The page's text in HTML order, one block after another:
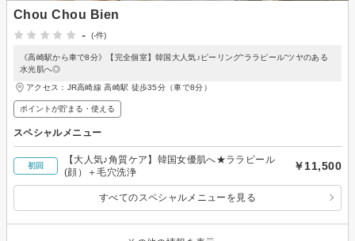
Chou Chou Bien
-
(-件)
《高崎駅から車で8分》【完全個室】韓国大人気♪ピーリング“ララピール“ツヤのある
水光肌へ◎
アクセス：JR高崎線 高崎駅 徒歩35分（車で8分）
ポイントが貯まる・使える
スペシャルメニュー
初回
【大人気♪角質ケア】韓国女優肌へ★ララピール
(顔）＋毛穴洗浄
￥11,500
すべてのスペシャルメニューを見る